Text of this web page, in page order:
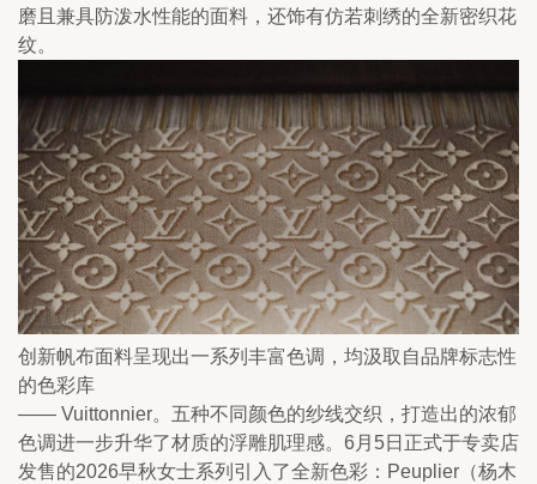
磨且兼具防泼水性能的面料，还饰有仿若刺绣的全新密织花
纹。
创新帆布面料呈现出一系列丰富色调，均汲取自品牌标志性
的色彩库
—— Vuittonnier。五种不同颜色的纱线交织，打造出的浓郁
色调进一步升华了材质的浮雕肌理感。6月5日正式于专卖店
发售的2026早秋女士系列引入了全新色彩：Peuplier（杨木